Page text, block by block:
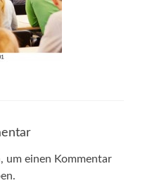
um einen Kommentar